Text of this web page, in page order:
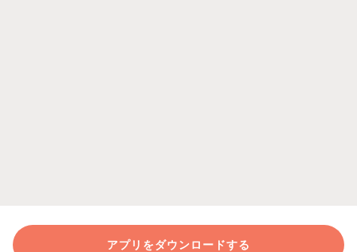
アプリをダウンロードする